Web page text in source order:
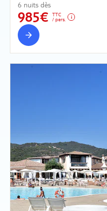
6 nuits dès
985€
TTC
/ pers.